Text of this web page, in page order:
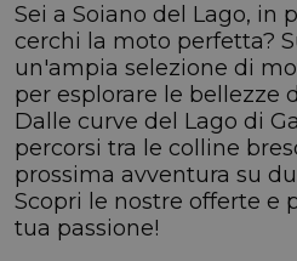
Sei a Soiano del Lago, in
cerchi la moto perfetta?
un'ampia selezione di
per esplorare le bellezze
Dalle curve del Lago di
percorsi tra le colline
prossima avventura su
Scopri le nostre offerte e
tua passione!